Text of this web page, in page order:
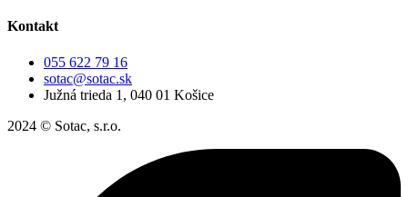
Kontakt
055 622 79 16
sotac@sotac.sk
Južná trieda 1, 040 01 Košice
2024 © Sotac, s.r.o.